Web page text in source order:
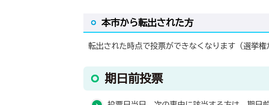
本市から転出された方
転出された時点で投票ができなくなります（選挙権
期日前投票